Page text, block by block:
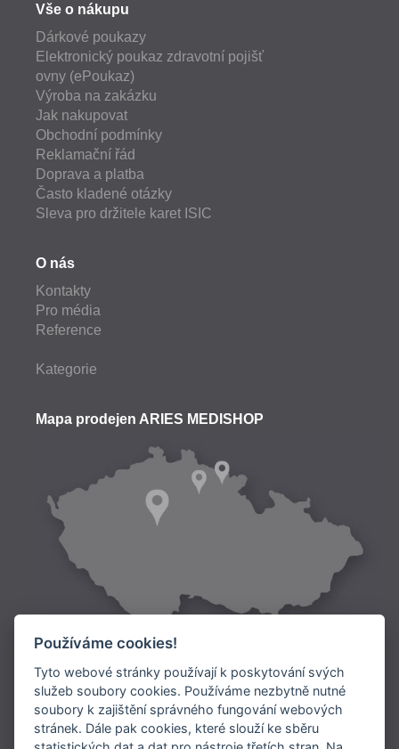
Vše o nákupu
Dárkové poukazy
Elektronický poukaz zdravotní pojišť
ovny (ePoukaz)
Výroba na zakázku
Jak nakupovat
Obchodní podmínky
Reklamační řád
Doprava a platba
Často kladené otázky
Sleva pro držitele karet ISIC
O nás
Kontakty
Pro média
Reference
Kategorie
Mapa prodejen ARIES MEDISHOP
Doprava:
Používáme cookies!
Tyto webové stránky používají k poskytování svých
služeb soubory cookies. Používáme nezbytně nutné
soubory k zajištění správného fungování webových
stránek. Dále pak cookies, které slouží ke sběru